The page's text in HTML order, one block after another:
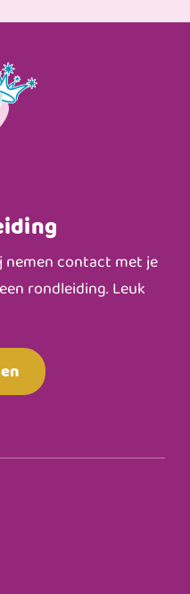
nemen contact met je
rondleiding. Leuk